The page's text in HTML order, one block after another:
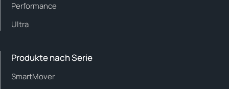
Performance
Ultra
Produkte nach Serie
SmartMover